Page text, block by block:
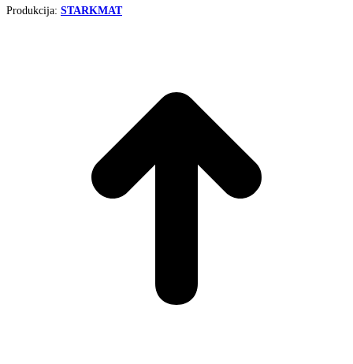
Produkcija: STARKMAT